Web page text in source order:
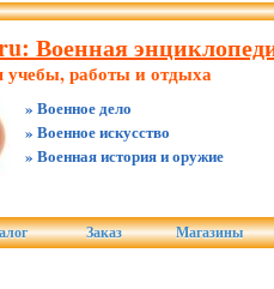
Военная
учебы, работы и отдыха
» Военное дело
» Военное искусство
» Военная история и оружие
Заказ Магазины